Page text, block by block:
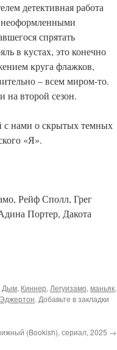
детективная работа
неоформленными
спрятать
в кустах, это конечно
круга флажков,
– всем миром-то.
на второй сезон.
с нами о скрытых темных
«Я».
Рейф Сполл, Грег
Портер, Дакота
Дым, Киннер,Легуизамо,маньяк,
Эджертон. Добавьте в закладки
(Bookish), сериал, 2025 →